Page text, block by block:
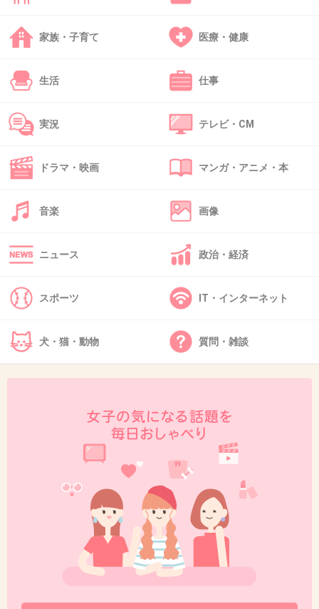
多分、子供が欲しいと思ってる人のほとんどが
適齢期と言われる20代のうちに
結婚して、出産したいと言うのは、理想として
持ってると思うよ
若いうちに産んだ方が良いって事も、誰しもが
わかってるはず
でも、いくら人生設計をしても、思い通りに行
経済的等あらゆる事情を踏まえて、結果的に晩
だろうから、
いけないと思う
みんな不妊って他人事だと思ってるんじゃな
い？仕事したいし一人の方が楽だからまだ結婚
しなくていいや～って人に限って不妊だったり
するんだよね。実際そういう人には助成したく
ないな。自業自得。
+119
家族・子育て 医療・健康
生活 仕事
実況 テレビ・CM
ドラマ・映画 マンガ・アニメ・本
音楽 画像
ニュース 政治・経済
スポーツ IT・インターネット
犬・猫・動物 質問・雑談